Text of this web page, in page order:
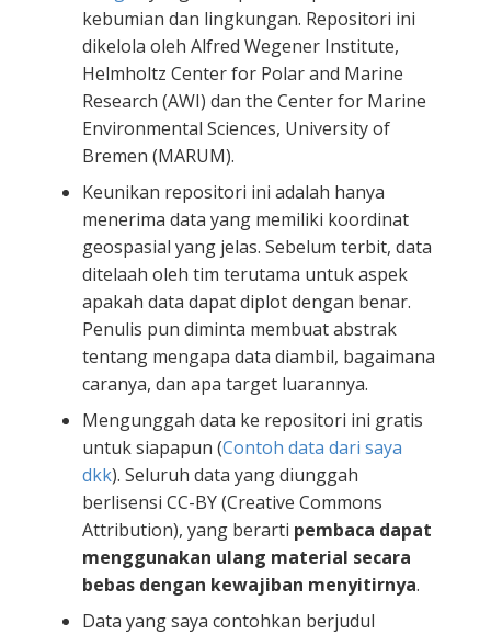
kebumian dan lingkungan. Repositori ini
dikelola oleh Alfred Wegener Institute,
Helmholtz Center for Polar and Marine
Research (AWI) dan the Center for Marine
Environmental Sciences, University of
Bremen (MARUM).
Keunikan repositori ini adalah hanya
menerima data yang memiliki koordinat
geospasial yang jelas. Sebelum terbit, data
ditelaah oleh tim terutama untuk aspek
apakah data dapat diplot dengan benar.
Penulis pun diminta membuat abstrak
tentang mengapa data diambil, bagaimana
caranya, dan apa target luarannya.
Mengunggah data ke repositori ini gratis
untuk siapapun (Contoh data dari saya
dkk). Seluruh data yang diunggah
berlisensi CC-BY (Creative Commons
Attribution), yang berarti pembaca dapat
menggunakan ulang material secara
bebas dengan kewajiban menyitirnya.
Data yang saya contohkan berjudul